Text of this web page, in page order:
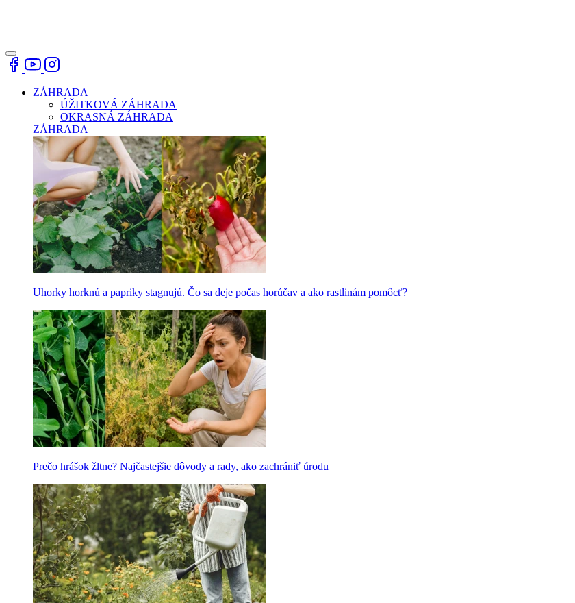
ZÁHRADA
ÚŽITKOVÁ ZÁHRADA
OKRASNÁ ZÁHRADA
ZÁHRADA
Uhorky horknú a papriky stagnujú. Čo sa deje počas horúčav a ako rastlinám pomôcť?
Prečo hrášok žltne? Najčastejšie dôvody a rady, ako zachrániť úrodu